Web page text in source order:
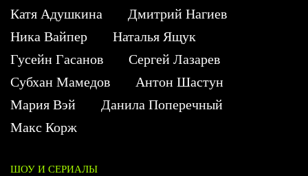
Катя Адушкина
Дмитрий Нагиев
Ника Вайпер
Наталья Ящук
Гусейн Гасанов
Сергей Лазарев
Субхан Мамедов
Антон Шастун
Мария Вэй
Данила Поперечный
Макс Корж
ШОУ И СЕРИАЛЫ